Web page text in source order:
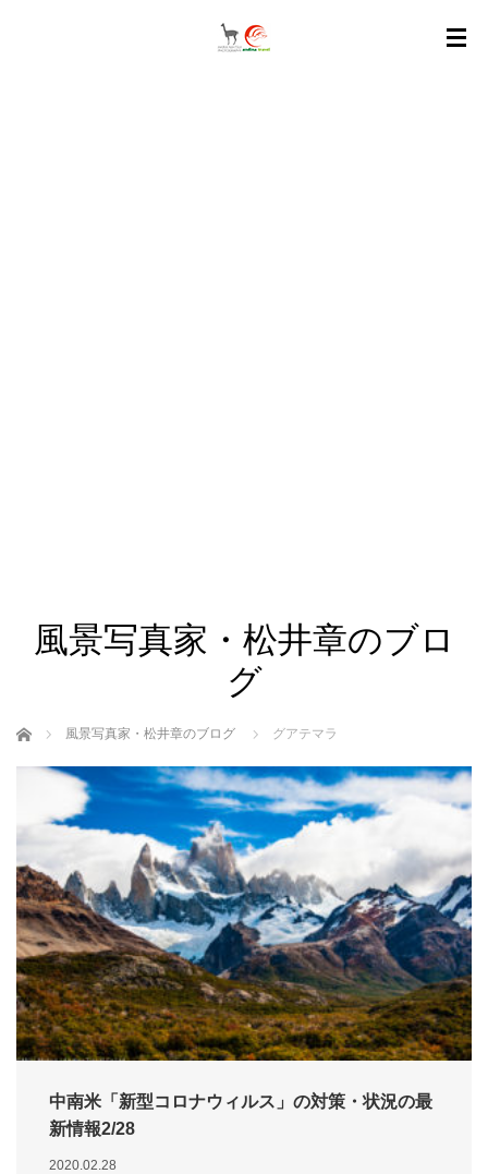
風景写真家・松井章のブロ
グ
ホーム 風景写真家・松井章のブログ グアテマラ
中南米「新型コロナウィルス」の対策・状況の最
新情報2/28
2020.02.28